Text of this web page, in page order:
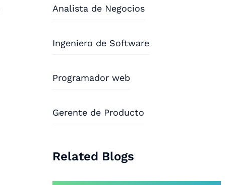
Analista de Negocios
Ingeniero de Software
Programador web
Gerente de Producto
Related Blogs